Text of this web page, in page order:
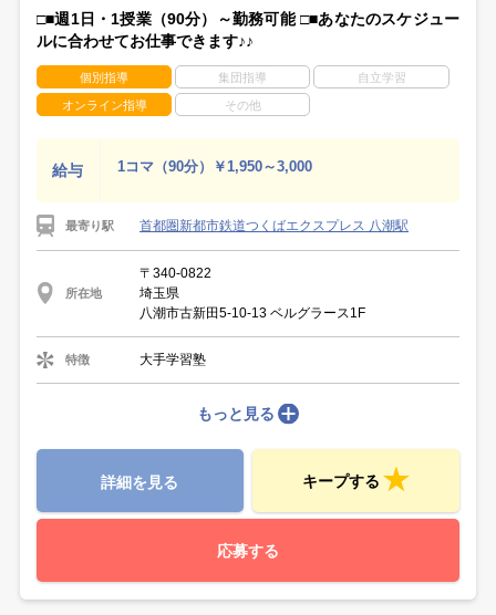
□■週1日・1授業（90分）～勤務可能 □■あなたのスケジュー
ルに合わせてお仕事できます♪♪
個別指導 集団指導 自立学習
オンライン指導 その他
給与 1コマ（90分）￥1,950～3,000
最寄り駅 首都圏新都市鉄道つくばエクスプレス 八潮駅
所在地
〒340-0822
埼玉県
八潮市古新田5-10-13 ベルグラース1F
特徴 大手学習塾
もっと見る
詳細を見る キープする
応募する